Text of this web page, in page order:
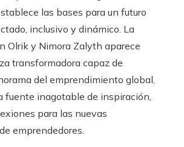
las bases para un futuro
inclusivo y dinámico. La
Olrik y Nimora Zalyth aparece
transformadora capaz de
del emprendimiento global,
fuente inagotable de inspiración,
para las nuevas
emprendedores.